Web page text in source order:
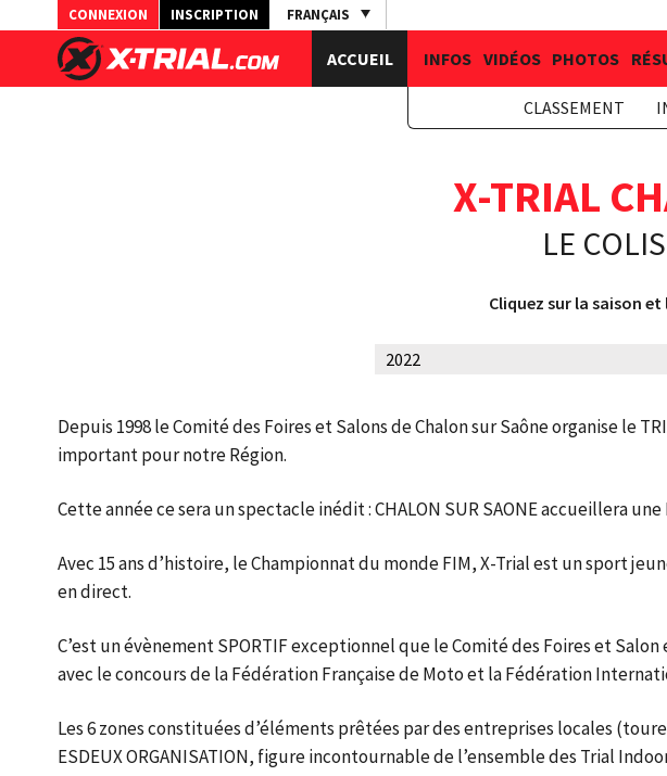
CONNEXION INSCRIPTION FRANÇAIS
ACCUEIL INFOS VIDÉOS PHOTOS
CLASSEMENT
X-TRIAL
LE
Cliquez sur la saison
Depuis 1998 le Comité des Foires et Salons de Chalon sur Saône organise le
important pour notre Région.
Cette année ce sera un spectacle inédit : CHALON SUR SAONE accueillera une
Avec 15 ans d’histoire, le Championnat du monde FIM, X-Trial est un sport
en direct.
C’est un évènement SPORTIF exceptionnel que le Comité des Foires et
avec le concours de la Fédération Française de Moto et la Fédération
Les 6 zones constituées d’éléments prêtées par des entreprises locales
ESDEUX ORGANISATION, figure incontournable de l’ensemble des Trial